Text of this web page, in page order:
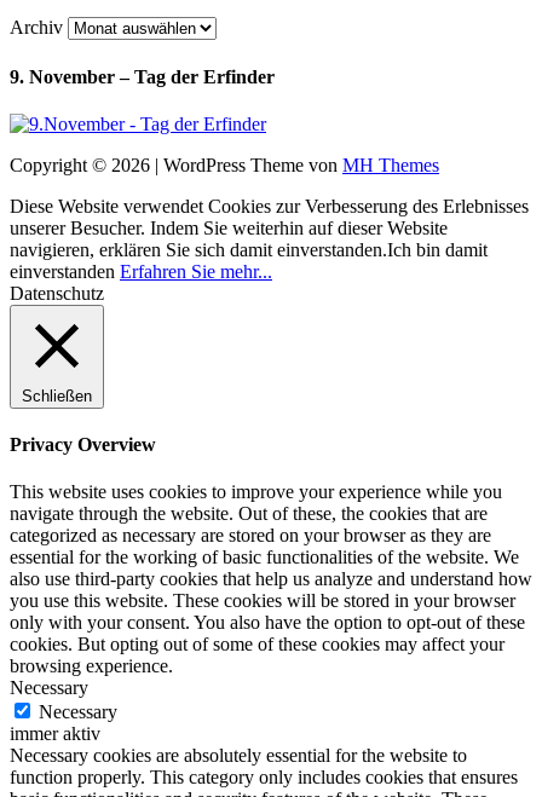
Archiv
9. November – Tag der Erfinder
Copyright © 2026 | WordPress Theme von MH Themes
Diese Website verwendet Cookies zur Verbesserung des Erlebnisses
unserer Besucher. Indem Sie weiterhin auf dieser Website
navigieren, erklären Sie sich damit einverstanden.Ich bin damit
einverstanden Erfahren Sie mehr...
Datenschutz
Schließen
Privacy Overview
This website uses cookies to improve your experience while you
navigate through the website. Out of these, the cookies that are
categorized as necessary are stored on your browser as they are
essential for the working of basic functionalities of the website. We
also use third-party cookies that help us analyze and understand how
you use this website. These cookies will be stored in your browser
only with your consent. You also have the option to opt-out of these
cookies. But opting out of some of these cookies may affect your
browsing experience.
Necessary
Necessary
immer aktiv
Necessary cookies are absolutely essential for the website to
function properly. This category only includes cookies that ensures